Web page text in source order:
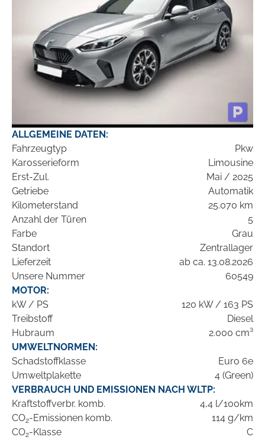
ALLGEMEINE DATEN:
Fahrzeugtyp
Pkw
Karosserieform
Limousine
Erst-Zul.
Mai / 2025
Getriebe
Automatik
Kilometerstand
25.070 km
Anzahl der Türen
5
Farbe
Grau
Standort
Zentrallager
Lieferzeit
ab ca. 13.08.2026
Unsere Nummer
60549
MOTOR:
kW / PS
120 kW / 163 PS
Treibstoff
Diesel
Hubraum
2.000 cm³
UMWELTNORMEN:
Schadstoffklasse
Euro 6e
Umweltplakette
4 (Green)
VERBRAUCH UND EMISSIONEN NACH WLTP:
Kraftstoffverbr. komb.
4,4 l/100km
CO2-Emissionen komb.
114 g/km
CO2-Klasse C